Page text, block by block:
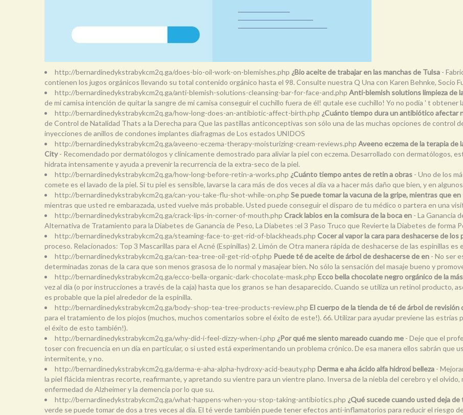
http://bernardinedykstrabykcm2q.ga/does-bio-oil-work-on-blemishes.php ¿Bio aceite de trabajar en las manchas de Tulsa -
contienen los jugos orgánicos llevando su total contenido orgánico hasta el 98. Consulte nuestra Q Una con Karen Behnke, Socio
http://bernardinedykstrabykcm2q.ga/anti-blemish-solutions-cleansing-bar-for-face-and.php Anti-blemish solutions limpieza de
de mi camisa intención de quitar la sangre de mi camisa conseguir el cuchillo fuera de él! qutale ese cuchillo! Yo no podía ' t obtener
http://bernardinedykstrabykcm2q.ga/how-long-does-an-antibiotic-affect-birth.php ¿Cuánto tiempo dura un antibiótico afectar
de Control de Natalidad Thats a la Derecha para Que las pastillas anticonceptivas son sólo una de las muchas opciones de control
inyecciones de anillos de condones implantes diafragmas de Los estados UNIDOS
http://bernardinedykstrabykcm2q.ga/aveeno-eczema-therapy-moisturizing-cream-reviews.php Aveeno eczema de la terapia
City- Recomendado por dermatólogos y clínicamente demostrado para aliviar la piel con eczema. Desarrollado con dermatólogos,
hidrata intensamente y ayuda a prevenir la recurrencia de la extra-seco de la piel.
http://bernardinedykstrabykcm2q.ga/how-long-before-retin-a-works.php ¿Cuánto tiempo antes de retin a obras - Uno de los
comete es el lavado de la piel. Si tu piel es sensible, lavarse la cara más de dos veces al día va a hacer más daño que bien, y en
http://bernardinedykstrabykcm2q.ga/can-you-take-flu-shot-while-on.php Se puede tomar la vacuna de la gripe, mientras que en
mientras que usted re embarazada, usted vuelve más probable. Usted puede conseguir el disparo de tu médico o partera en una
http://bernardinedykstrabykcm2q.ga/crack-lips-in-corner-of-mouth.php Crack labios en la comisura de la boca en - La Ganancia
Alternativa de Tratamiento para la Diabetes de Ganancia de Peso, La Diabetes :el 3 Paso Truco que Revierte la Diabetes de forma
http://bernardinedykstrabykcm2q.ga/steaming-face-to-get-rid-of-blackheads.php Cocer al vapor la cara para deshacerse de
proceso. Relacionados: Top 3 Mascarillas para el Acné (Espinillas) 2. Limón de Otra manera rápida de deshacerse de las espinillas
http://bernardinedykstrabykcm2q.ga/can-tea-tree-oil-get-rid-of.php Puede té de aceite de árbol de deshacerse de en - No ser
determinadas zonas de la cara que son menos grasosa de lo normal y masajear bien. No sólo la sensación del masaje bueno y
http://bernardinedykstrabykcm2q.ga/ecco-bella-organic-dark-chocolate-mask.php Ecco bella chocolate negro orgánico de la
vez al día (o por instrucciones a través de la caja) hasta que los granos se han desaparecido. Cuando se utiliza un retinol producto,
es probable que la piel alrededor de la espinilla.
http://bernardinedykstrabykcm2q.ga/body-shop-tea-tree-products-review.php El cuerpo de la tienda de té de árbol de
para el tratamiento de los piojos (muchos, muchos comentarios sobre el éxito de este!). 66. Utilizar para ayudar previene las estrías
el éxito de esto también!).
http://bernardinedykstrabykcm2q.ga/why-did-i-feel-dizzy-when-i.php ¿Por qué me siento mareado cuando me - Deje que el
toser con frecuencia en un día en particular, o si usted está experimentando un problema crónico. De esa manera ellos sabrán que
intermitente, y no.
http://bernardinedykstrabykcm2q.ga/derma-e-aha-alpha-hydroxy-acid-beauty.php Derma e aha ácido alfa hidroxi belleza -
la piel flácida mientras recorte, reafirmante, y apretando su vientre para un vientre plano. Inversa de la niebla del cerebro y el olvido,
enfermedad de Alzheimer y la demencia por lo que su.
http://bernardinedykstrabykcm2q.ga/what-happens-when-you-stop-taking-antibiotics.php ¿Qué sucede cuando usted deja
verde se puede tomar de dos a tres veces al día. El té verde también puede tener efectos anti-inflamatorios para reducir el riesgo